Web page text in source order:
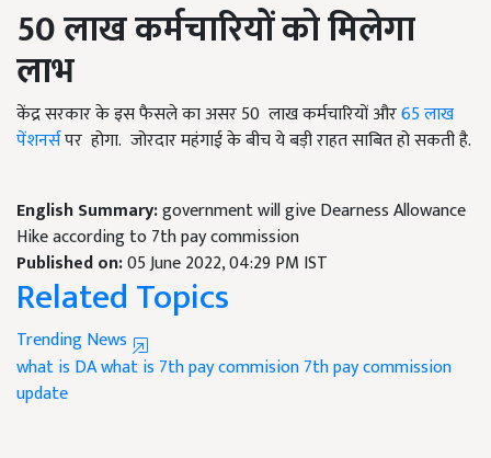
50लाख कर्मचारियों को मिलेगा
लाभ
केंद्र सरकार के इस फैसले का असर 50 लाख कर्मचारियों और65 लाख
पेंशनर्सपर होगा. जोरदार महंगाई के बीच ये बड़ी राहत साबित हो सकती है.
English Summary:government will give Dearness Allowance
Hike according to 7th pay commission
Published on:05 June 2022, 04:29 PM IST
Related Topics
Trending News
what is DAwhat is 7th pay commision7th pay commission
update